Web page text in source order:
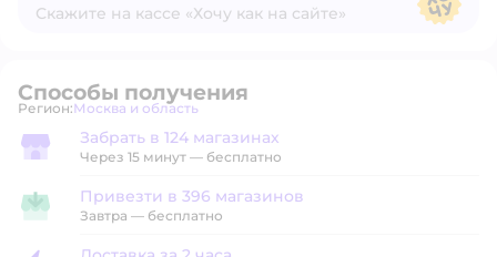
Скажите на кассе «Хочу как на сайте»
Способы получения
Регион: Выбор адреса доставки.
Москва и область
Забрать в магазине
Забрать в 124 магазинах
Через 15 минут — бесплатно
Привезти в магазин
Привезти в 396 магазинов
Завтра — бесплатно